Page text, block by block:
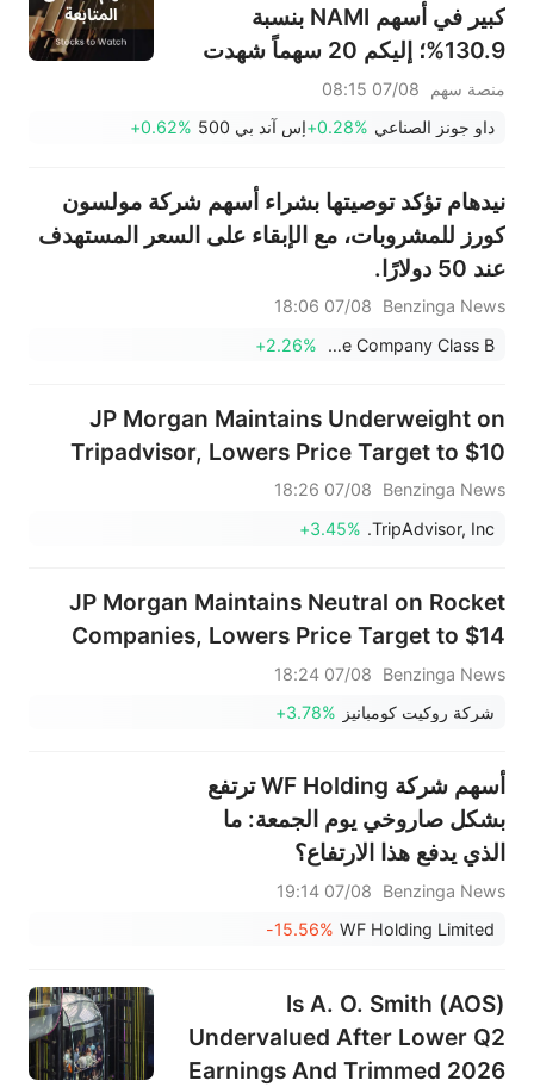
كبير في أسهم NAMI بنسبة
130.9%؛ إليكم 20 سهماً شهدت
أغسطس)
منصة سهم
07/08 08:15
داو جونز الصناعي +0.28%إس آند بي 500 +0.62%
نيدهام تؤكد توصيتها بشراء أسهم شركة مولسون
كورز للمشروبات، مع الإبقاء على السعر المستهدف
عند 50 دولارًا.
Benzinga News
07/08 18:06
Molson Coors Beverage Company Class B
+2.26%
JP Morgan Maintains Underweight on
Tripadvisor, Lowers Price Target to $10
Benzinga News
07/08 18:26
TripAdvisor, Inc.
+3.45%
JP Morgan Maintains Neutral on Rocket
Companies, Lowers Price Target to $14
Benzinga News
07/08 18:24
شركة روكيت كومبانيز +3.78%
أسهم شركة WF Holding ترتفع
بشكل صاروخي يوم الجمعة: ما
الذي يدفع هذا الارتفاع؟
Benzinga News
07/08 19:14
WF Holding Limited
-15.56%
Is A. O. Smith (AOS)
Undervalued After Lower Q2
Earnings And Trimmed 2026